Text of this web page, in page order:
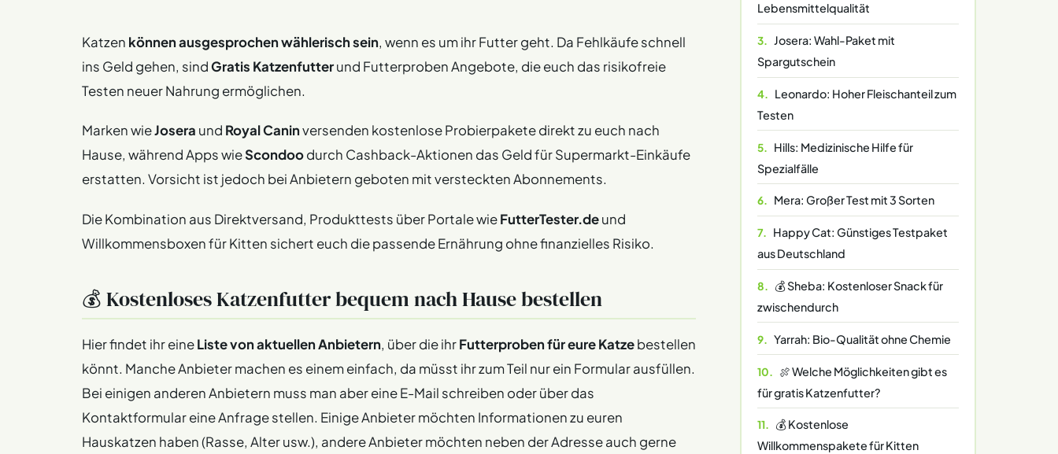
Katzen können ausgesprochen wählerisch sein, wenn es um ihr Futter geht. Da Fehlkäufe schnell
ins Geld gehen, sindGratis Katzenfutterund Futterproben Angebote, die euch das risikofreie
Testen neuer Nahrung ermöglichen.
Marken wieJosera und Royal Caninversenden kostenlose Probierpakete direkt zu euch nach
Hause, während Apps wieScondoodurch Cashback-Aktionen das Geld für Supermarkt-Einkäufe
erstatten. Vorsicht ist jedoch bei Anbietern geboten mit versteckten Abonnements.
Die Kombination aus Direktversand, Produkttests über Portale wieFutterTester.deund
Willkommensboxen für Kitten sichert euch die passende Ernährung ohne finanzielles Risiko.
💰 Kostenloses Katzenfutter bequem nach Hause bestellen
Hier findet ihr eineListe von aktuellen Anbietern, über die ihrFutterproben für eure Katzebestellen
könnt. Manche Anbieter machen es einem einfach, da müsst ihr zum Teil nur ein Formular ausfüllen.
Bei einigen anderen Anbietern muss man aber eine E-Mail schreiben oder über das
Kontaktformular eine Anfrage stellen. Einige Anbieter möchten Informationen zu euren
Hauskatzen haben (Rasse, Alter usw.), andere Anbieter möchten neben der Adresse auch gerne
Lebensmittelqualität
Josera: Wahl-Paket mit
Spargutschein
Leonardo: Hoher Fleischanteil zum
Testen
Hills: Medizinische Hilfe für
Spezialfälle
Mera: Großer Test mit 3 Sorten
Happy Cat: Günstiges Testpaket
aus Deutschland
💰 Sheba: Kostenloser Snack für
zwischendurch
Yarrah: Bio-Qualität ohne Chemie
🍖 Welche Möglichkeiten gibt es
für gratis Katzenfutter?
💰 Kostenlose
Willkommenspakete für Kitten